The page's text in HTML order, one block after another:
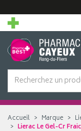
Accueil Marque
Lierac Le Gel-Cr